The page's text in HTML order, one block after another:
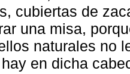
cubiertas de
una misa,
naturales no
en dicha